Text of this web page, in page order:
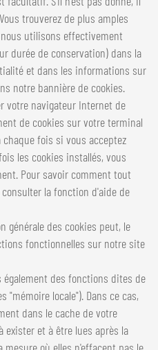
trouverez de plus amples
utilisons effectivement
durée de conservation) dans la
et dans les informations sur
notre bannière de cookies.
votre navigateur Internet de
de cookies sur votre terminal
fois si vous acceptez
les cookies installés, vous
Pour savoir comment tout
la fonction d'aide de
générale des cookies peut, le
fonctionnelles sur notre site
des fonctions dites de
"mémoire locale"). Dans ce cas,
dans le cache de votre
et à être lues après la